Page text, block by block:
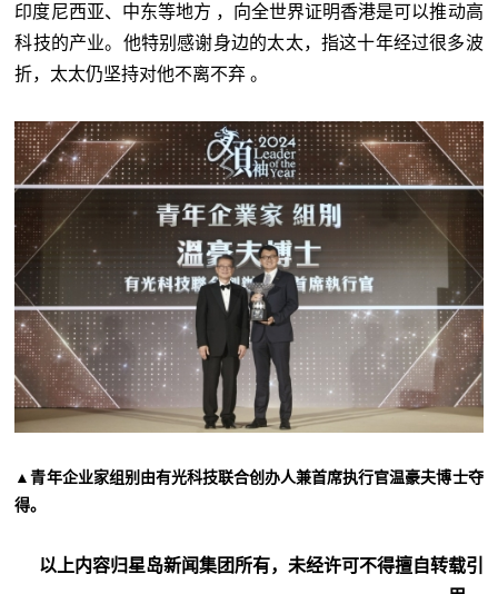
印度尼西亚、中东等地方 ，向全世界证明香港是可以推动高
科技的产业。他特别感谢身边的太太，指这十年经过很多波
折，太太仍坚持对他不离不弃 。
▲青年企业家组别由有光科技联合创办人兼首席执行官温豪夫博士夺
得。
以上内容归星岛新闻集团所有，未经许可不得擅自转载引